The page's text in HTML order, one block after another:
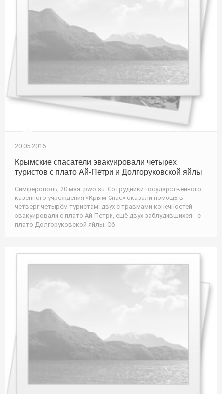
20.05.2016
Крымские спасатели эвакуировали четырех
туристов с плато Ай-Петри и Долгоруковской яйлы
Симферополь, 20 мая. pwo.su. Сотрудники государственного
казенного учреждения «Крым-Спас» оказали помощь в
четверг четырём туристам: двух с травмами конечностей
эвакуировали с плато Ай-Петри, ещё двух заблудившихся - с
плато Долгоруковской яйлы. Об